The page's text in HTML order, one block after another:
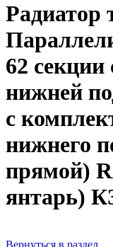
Радиатор
62 секции
нижней
с
нижнего
прямой)
янтарь)
Вернуться в раздел